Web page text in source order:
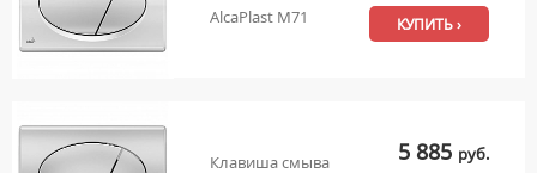
AlcaPlast M71
КУПИТЬ ›
Клавиша смыва
5 885 руб.